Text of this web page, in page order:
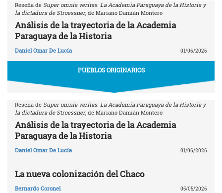
Reseña de Super omnia veritas. La Academia Paraguaya de la Historia y
la dictadura de Stroessner, de Mariano Damián Montero
Análisis de la trayectoria de la Academia
Paraguaya de la Historia
Daniel Omar De Lucía 01/06/2026
PUEBLOS ORIGINARIOS
Reseña de Super omnia veritas. La Academia Paraguaya de la Historia y
la dictadura de Stroessner, de Mariano Damián Montero
Análisis de la trayectoria de la Academia
Paraguaya de la Historia
Daniel Omar De Lucía 01/06/2026
La nueva colonización del Chaco
Bernardo Coronel 05/05/2026